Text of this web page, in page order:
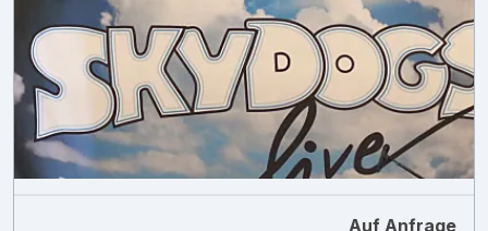
Auf Anfrage